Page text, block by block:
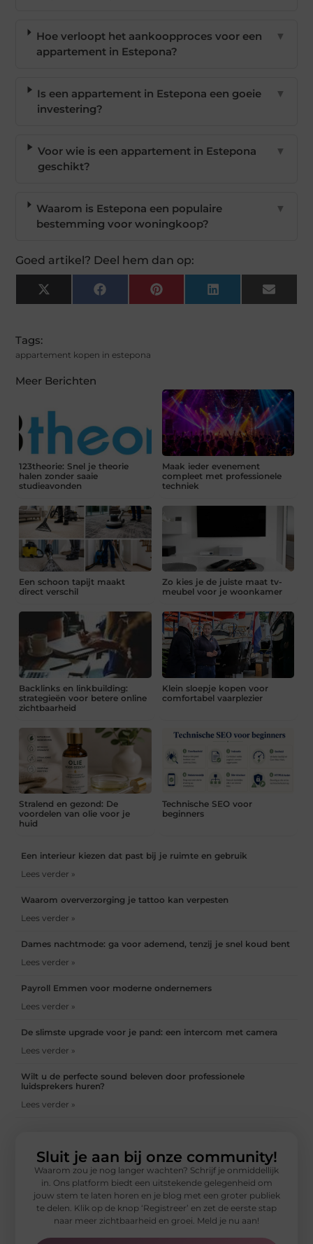
Hoe verloopt het aankoopproces voor een
appartement in Estepona?
▼
Is een appartement in Estepona een goeie
investering?
▼
Voor wie is een appartement in Estepona
geschikt?
▼
Waarom is Estepona een populaire
bestemming voor woningkoop?
▼
Goed artikel? Deel hem dan op:
X
(Twitter)
FacebookPinterest LinkedIn Email
Tags:
appartement kopen in estepona
Meer Berichten
123theorie: Snel je theorie
halen zonder saaie
studieavonden
Maak ieder evenement
compleet met professionele
techniek
Een schoon tapijt maakt
direct verschil
Zo kies je de juiste maat tv-
meubel voor je woonkamer
Backlinks en linkbuilding:
strategieën voor betere online
zichtbaarheid
Klein sloepje kopen voor
comfortabel vaarplezier
Stralend en gezond: De
voordelen van olie voor je
huid
Technische SEO voor
beginners
Een interieur kiezen dat past bij je ruimte en gebruik
Lees verder »
Waarom oververzorging je tattoo kan verpesten
Lees verder »
Dames nachtmode: ga voor ademend, tenzij je snel koud bent
Lees verder »
Payroll Emmen voor moderne ondernemers
Lees verder »
De slimste upgrade voor je pand: een intercom met camera
Lees verder »
Wilt u de perfecte sound beleven door professionele
luidsprekers huren?
Lees verder »
Sluit je aan bij onze community!
Waarom zou je nog langer wachten? Schrijf je onmiddellijk
in. Ons platform biedt een uitstekende gelegenheid om
jouw stem te laten horen en je blog met een groter publiek
te delen. Klik op de knop ‘Registreer’ en zet de eerste stap
naar meer zichtbaarheid en groei. Meld je nu aan!